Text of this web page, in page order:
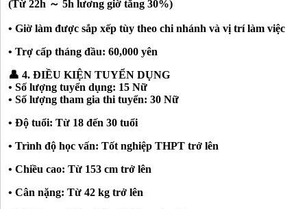
(Từ 22h ～ 5h lương giờ tăng 30%)
• Giờ làm được sắp xếp tùy theo chi nhánh và vị trí làm việc
• Trợ cấp tháng đầu: 60,000 yên
👤 4. ĐIỀU KIỆN TUYỂN DỤNG
• Số lượng tuyển dụng: 15 Nữ
• Số lượng tham gia thi tuyển: 30 Nữ
• Độ tuổi: Từ 18 đến 30 tuổi
• Trình độ học vấn: Tốt nghiệp THPT trở lên
• Chiều cao: Từ 153 cm trở lên
• Cân nặng: Từ 42 kg trở lên